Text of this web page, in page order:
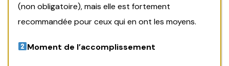
(non obligatoire), mais elle est fortement
recommandée pour ceux qui en ont les moyens.
Moment de l’accomplissement